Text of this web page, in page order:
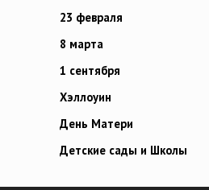
23 февраля
8 марта
1 сентября
Хэллоуин
День Матери
Детские сады и Школы